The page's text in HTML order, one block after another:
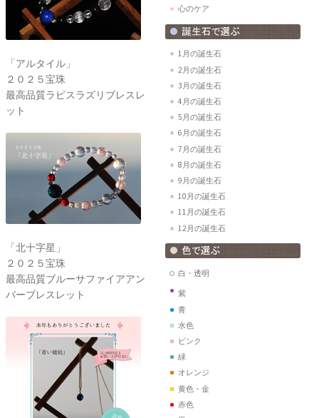
「アルタイル」
２０２５宝珠
最高品質ラピスラズリブレスレ
ット
「北十字星」
２０２５宝珠
最高品質ブルーサファイアアン
バーブレスレット
心のケア
1月の誕生石
2月の誕生石
3月の誕生石
4月の誕生石
5月の誕生石
6月の誕生石
7月の誕生石
8月の誕生石
9月の誕生石
10月の誕生石
11月の誕生石
12月の誕生石
白・透明
紫
青
水色
ピンク
緑
オレンジ
黄色・金
赤色